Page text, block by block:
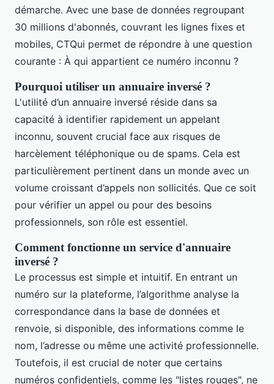
démarche. Avec une base de données regroupant
30 millions d'abonnés, couvrant les lignes fixes et
mobiles, CTQui permet de répondre à une question
courante : À qui appartient ce numéro inconnu ?
Pourquoi utiliser un annuaire inversé ?
L'utilité d’un annuaire inversé réside dans sa
capacité à identifier rapidement un appelant
inconnu, souvent crucial face aux risques de
harcèlement téléphonique ou de spams. Cela est
particulièrement pertinent dans un monde avec un
volume croissant d’appels non sollicités. Que ce soit
pour vérifier un appel ou pour des besoins
professionnels, son rôle est essentiel.
Comment fonctionne un service d'annuaire
inversé ?
Le processus est simple et intuitif. En entrant un
numéro sur la plateforme, l’algorithme analyse la
correspondance dans la base de données et
renvoie, si disponible, des informations comme le
nom, l’adresse ou même une activité professionnelle.
Toutefois, il est crucial de noter que certains
numéros confidentiels, comme les "listes rouges", ne